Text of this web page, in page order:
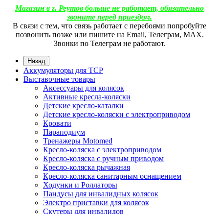
Магазин в г. Реутов больше не работает, обязательно
звоните перед приездом.
В связи с тем, что связь работает с перебоями попробуйте
позвонить позже или пишите на Email, Телеграм, МАХ.
Звонки по Телеграм не работают.
Назад
Аккумуляторы для ТСР
Выставочные товары
Аксессуары для колясок
Активные кресла-коляски
Детские кресло-каталки
Детские кресло-коляски с электроприводом
Кровати
Параподиум
Тренажеры Motomed
Кресло-коляска с электроприводом
Кресло-коляска с ручным приводом
Кресло-коляска рычажная
Кресло-коляска санитарным оснащением
Ходунки и Роллаторы
Пандусы для инвалидных колясок
Электро приставки для колясок
Скутеры для инвалидов